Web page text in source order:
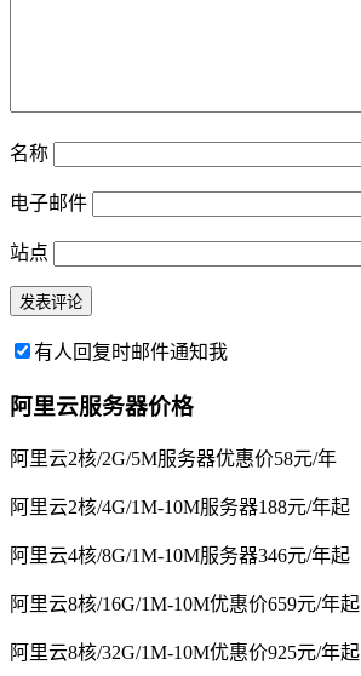
名称
电子邮件
站点
有人回复时邮件通知我
阿里云服务器价格
阿里云2核/2G/5M服务器优惠价58元/年
阿里云2核/4G/1M-10M服务器188元/年起
阿里云4核/8G/1M-10M服务器346元/年起
阿里云8核/16G/1M-10M优惠价659元/年起
阿里云8核/32G/1M-10M优惠价925元/年起